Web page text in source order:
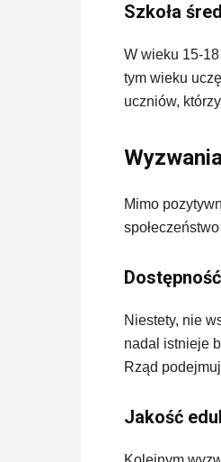
Szkoła
W wieku 15-
tym wieku
uczniów,
Mimo
Niestety, nie
nadal istnieje
Rząd
Jakość